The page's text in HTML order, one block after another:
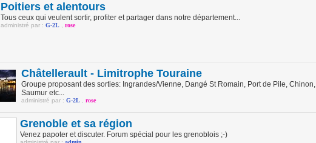
Poitiers et alentours
Tous ceux qui veulent sortir, profiter et partager dans notre département...
administré par : G-2L, rose
Châtellerault - Limitrophe Touraine
Groupe proposant des sorties: Ingrandes/Vienne, Dangé St Romain, Port de Pile, Chinon,
Saumur etc...
administré par : G-2L, rose
Grenoble et sa région
Venez papoter et discuter. Forum spécial pour les grenoblois ;-)